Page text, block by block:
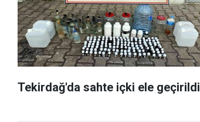
Tekirdağ'da sahte içki ele geçirildi